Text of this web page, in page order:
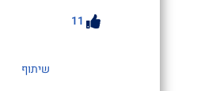
11
שיתוף